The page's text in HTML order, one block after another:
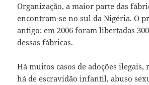
Organização, a maior parte das
encontram-se no sul da Nigéria. O
antigo; em 2006 foram libertadas
dessas fábricas.
Há muitos casos de adoções ilegais,
há de escravidão infantil, abuso